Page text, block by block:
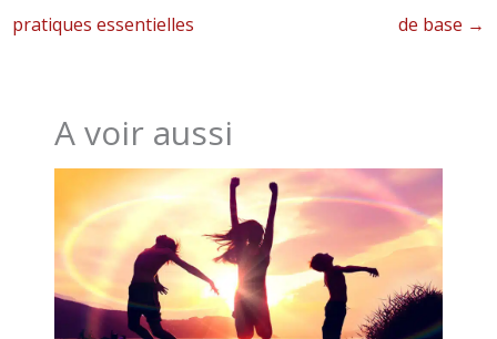
pratiques essentielles
de base →
A voir aussi